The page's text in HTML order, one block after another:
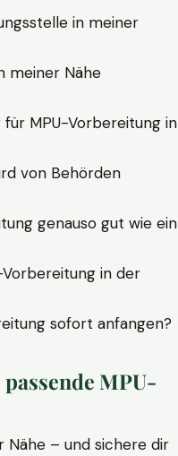
in meiner
meiner Nähe
MPU-Vorbereitung in
von Behörden
genauso gut wie ein
in der
sofort anfangen?
MPU-
Nähe – und sichere dir